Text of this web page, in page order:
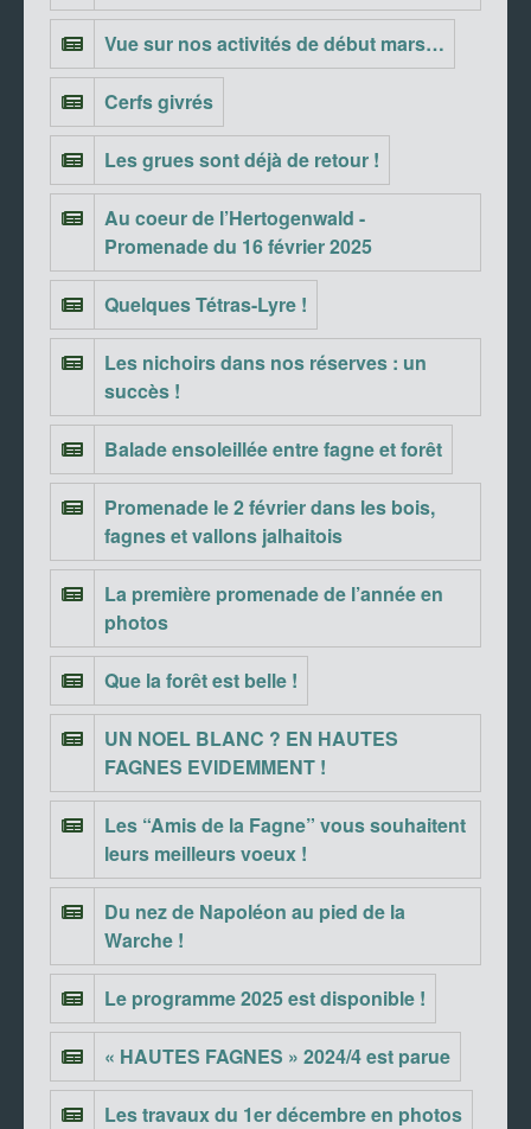
Vue sur nos activités de début mars…
Cerfs givrés
Les grues sont déjà de retour !
Au coeur de l’Hertogenwald -
Promenade du 16 février 2025
Quelques Tétras-Lyre !
Les nichoirs dans nos réserves : un
succès !
Balade ensoleillée entre fagne et forêt
Promenade le 2 février dans les bois,
fagnes et vallons jalhaitois
La première promenade de l’année en
photos
Que la forêt est belle !
UN NOEL BLANC ? EN HAUTES
FAGNES EVIDEMMENT !
Les “Amis de la Fagne” vous souhaitent
leurs meilleurs voeux !
Du nez de Napoléon au pied de la
Warche !
Le programme 2025 est disponible !
« HAUTES FAGNES » 2024/4 est parue
Les travaux du 1er décembre en photos